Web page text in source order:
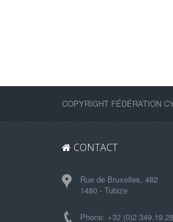
COPYRIGHT FÉDÉRATION
CONTACT
Rue de Bruxelles, 482
1480 - Tubize
Phone: +32 (0)2 349.19.28